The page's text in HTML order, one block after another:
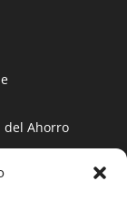
del Ahorro
137